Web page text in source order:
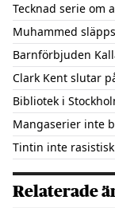
Tecknad serie om
Muhammed
Barnförbjuden
Clark Kent slutar
Bibliotek i
Mangaserier inte
Tintin inte
Relaterade